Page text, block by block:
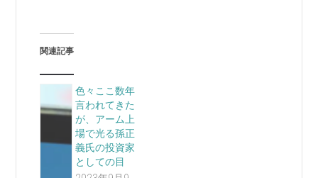
関連記事
色々ここ数年
言われてきた
が、アーム上
場で光る孫正
義氏の投資家
としての目